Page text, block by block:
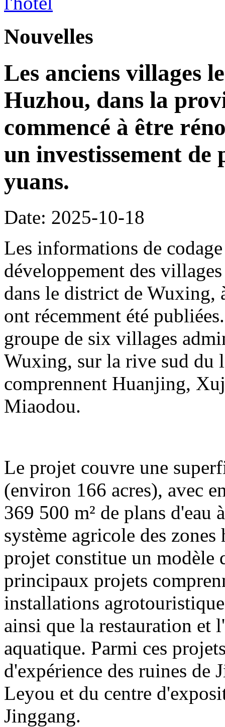
Nouvelles
Les anciens villages
Huzhou, dans la
commencé à être
un investissement
yuans.
Date: 2025-10-18
Les informations de
développement des
dans le district de Wuxing,
ont récemment été
groupe de six villages
Wuxing, sur la rive sud du
comprennent Huanjing,
Miaodou.
Le projet couvre une
(environ 166 acres), avec
369 500 m² de plans d'eau
système agricole des
projet constitue un modèle
principaux projets
installations
ainsi que la restauration et
aquatique. Parmi ces
d'expérience des ruines de
Leyou et du centre
Jinggang.